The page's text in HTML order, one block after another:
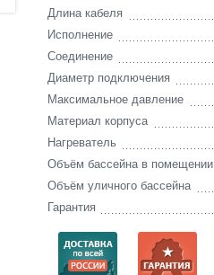
Длина кабеля
Исполнение
Соединение
Диаметр подключения
Максимальное давление
Материал корпуса
Нагреватель
Объём бассейна в помещении
Объём уличного бассейна
Гарантия